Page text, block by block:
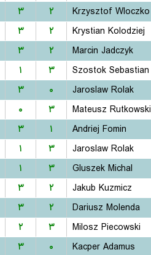
۳ ۲ Krzysztof Wloczko
۳ ۲ Krystian Kolodziej
۳ ۲ Marcin Jadczyk
۱ ۳ Szostok Sebastian
۳ ۰ Jaroslaw Rolak
۰ ۳ Mateusz Rutkowski
۳ ۱ Andriej Fomin
۱ ۳ Jaroslaw Rolak
۱ ۳ Gluszek Michal
۳ ۲ Jakub Kuzmicz
۳ ۲ Dariusz Molenda
۲ ۳ Milosz Piecowski
۳ ۰ Kacper Adamus